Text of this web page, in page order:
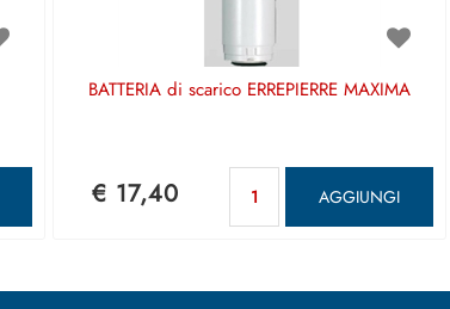
BATTERIA di scarico ERREPIERRE MAXIMA
€ 17,40 AGGIUNGI